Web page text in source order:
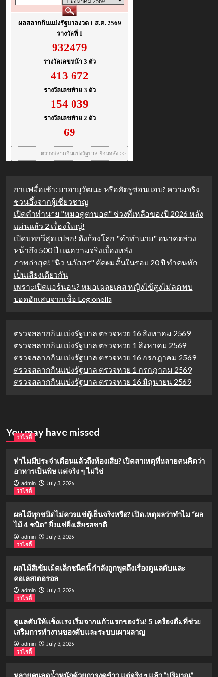
กาแฟมื้อเช้า: ยาอายุวัฒนะ หรือศัตรูซ่อนแอบ? ความจริง
ชวนอึ้งจากผู้เชี่ยวชาญ
เปิดคำทำนาย "หมอดูตาบอด" ช่วงที่เหลือของปี 2026 หลัง
แม่นแล้ว 2 เรื่องใหญ่!
เปิดบทกวีสุดแปลก! ดังก้องโลก "คำทำนาย" อนาคตล่วง
หน้าถึง 500 ปี แฉความจริงเบื้องหลัง
ภาพล่าสุด! "นิว นภัสสร" ตัดผมสั้นในรอบ 20 ปี ทำคนทัก
เป็นเสียงเดียวกัน
เพราะเปิดแอร์นอน? หมอเฉลยเคส หญิงไข้สูงไม่ลด พบ
ปอดอักเสบจากเชื้อ Legionella
ตรวจสลากกินแบ่งรัฐบาล ตรวจหวย 16 สิงหาคม 2569
ตรวจสลากกินแบ่งรัฐบาล ตรวจหวย 1 สิงหาคม 2569
ตรวจสลากกินแบ่งรัฐบาล ตรวจหวย 16 กรกฎาคม 2569
ตรวจสลากกินแบ่งรัฐบาล ตรวจหวย 1 กรกฎาคม 2569
ตรวจสลากกินแบ่งรัฐบาล ตรวจหวย 16 มิถุนายน 2569
You may have missed
วาไรตี้
ทำไมมีประจำเดือนแล้วถึงท้องเสีย? เปิดสาเหตุที่หลายคนคิดว่า
อาหารเป็นพิษ แต่จริง ๆ ไม่ใช่
admin
July 3, 2026
วาไรตี้
ผลไม้ทุกชนิดไม่ควรแช่ตู้เย็นจริงหรือ? เปิดเหตุผลว่าทำไม “ผล
ไม้ 4 ชนิด” ยิ่งแช่ยิ่งเสียรสชาติ
admin
July 3, 2026
วาไรตี้
ผลไม้สีเข้มเม็ดเล็กชนิดนี้ กำลังถูกพูดถึงเรื่องดูแลตับและ
คอเลสเตอรอล
admin
July 3, 2026
วาไรตี้
ดูแลตับให้แข็งแรง เริ่มจากแก้วแรกของวัน! 5 เครื่องดื่มที่ช่วย
เสริมการทำงานของตับและระบบเผาผลาญ
admin
July 3, 2026
วาไรตี้
หลายคนลดน้ำหนักด้วยการงดข้าว แต่จริง ๆ แล้ว “ปริมาณ”